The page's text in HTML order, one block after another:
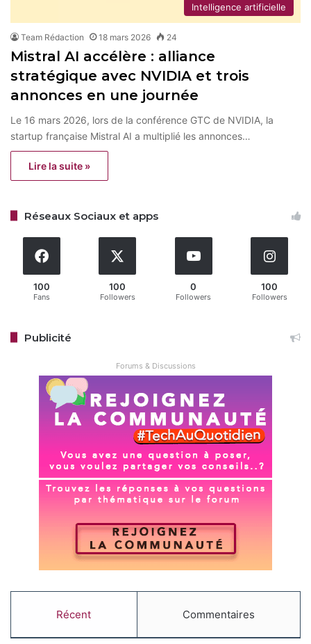
Intelligence artificielle
Team Rédaction 18 mars 2026 24
Mistral AI accélère : alliance
stratégique avec NVIDIA et trois
annonces en une journée
Le 16 mars 2026, lors de la conférence GTC de NVIDIA, la
startup française Mistral AI a multiplié les annonces…
Lire la suite »
Réseaux Sociaux et apps
100
Fans
100
Followers
0
Followers
100
Followers
Publicité
Forums & Discussions
Récent Commentaires